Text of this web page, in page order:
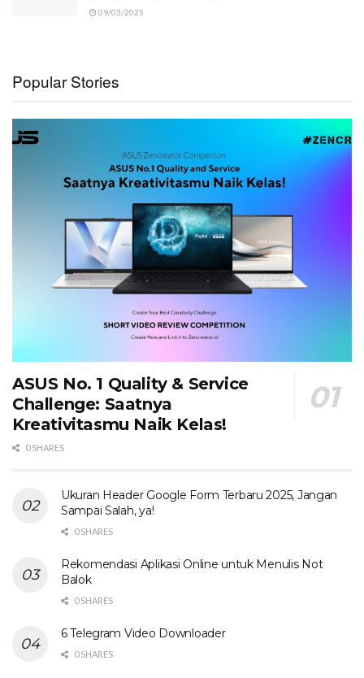
09/03/2025
Popular Stories
ASUS No. 1 Quality & Service
Challenge: Saatnya
Kreativitasmu Naik Kelas!
0 SHARES
Ukuran Header Google Form Terbaru 2025, Jangan
Sampai Salah, ya!
0 SHARES
Rekomendasi Aplikasi Online untuk Menulis Not
Balok
0 SHARES
6 Telegram Video Downloader
0 SHARES